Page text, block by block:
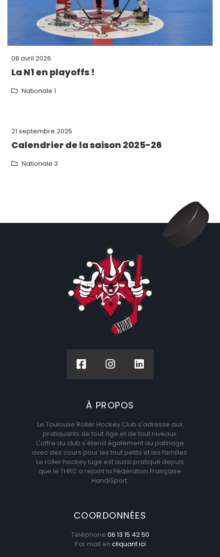
08 avril 2026
La N1 en playoffs !
Nationale 1
21 septembre 2025
Calendrier de la saison 2025-26
Nationale 3
À PROPOS
Le Toulouse Roller Hockey Club s'adresse aux
pratiquants de tout âge et de tout niveaux.
L'offre du club s'étend également au patinage
avec des cours pour les tout petits et les familles.
Le roller hockey luge est aussi pratiqué depuis
que le THRC a rejoint la Fédération Française
HandiSport.
COORDONNÉES
Téléphone 06 13 15 42 50
Par mail en cliquant ici